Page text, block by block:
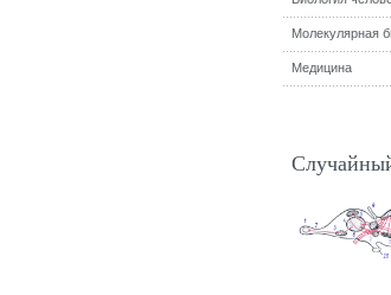
Молекулярная
Медицина